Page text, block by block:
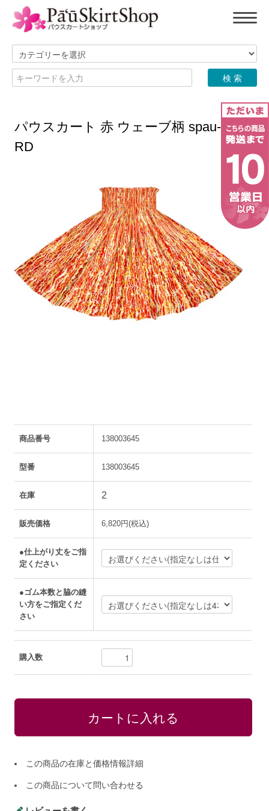
パウスカート 赤 ウェーブ柄 spau-2705
RD
商品番号 138003645
型番 138003645
在庫 2
販売価格 6,820円(税込)
●仕上がり丈をご指
定ください
●ゴム本数と脇の縫
い方をご指定くだ
さい
購入数
この商品の在庫と価格情報詳細
この商品について問い合わせる